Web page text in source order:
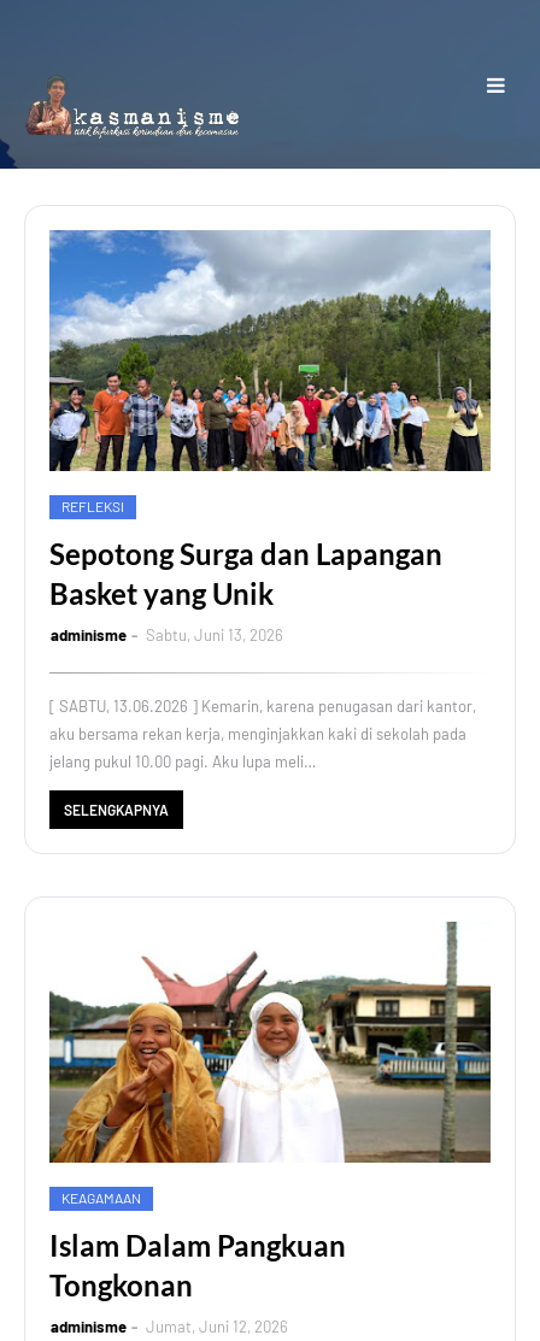
REFLEKSI
Sepotong Surga dan Lapangan
Basket yang Unik
adminisme Sabtu, Juni 13, 2026
[ SABTU, 13.06.2026 ] Kemarin, karena penugasan dari kantor,
aku bersama rekan kerja, menginjakkan kaki di sekolah pada
jelang pukul 10.00 pagi. Aku lupa meli…
SELENGKAPNYA
KEAGAMAAN
Islam Dalam Pangkuan
Tongkonan
adminisme Jumat, Juni 12, 2026